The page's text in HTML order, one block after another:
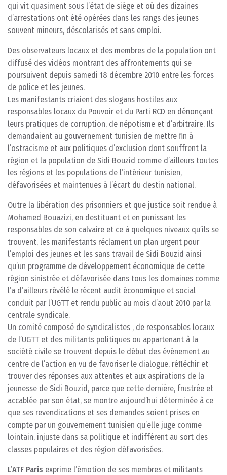
qui vit quasiment sous l’état de siège et où des dizaines
d’arrestations ont été opérées dans les rangs des jeunes
souvent mineurs, déscolarisés et sans emploi.
Des observateurs locaux et des membres de la population ont
diffusé des vidéos montrant des affrontements qui se
poursuivent depuis samedi 18 décembre 2010 entre les forces
de police et les jeunes.
Les manifestants criaient des slogans hostiles aux
responsables locaux du Pouvoir et du Parti RCD en dénonçant
leurs pratiques de corruption, de népotisme et d’arbitraire. Ils
demandaient au gouvernement tunisien de mettre fin à
l’ostracisme et aux politiques d’exclusion dont souffrent la
région et la population de Sidi Bouzid comme d’ailleurs toutes
les régions et les populations de l’intérieur tunisien,
défavorisées et maintenues à l’écart du destin national.
Outre la libération des prisonniers et que justice soit rendue à
Mohamed Bouazizi, en destituant et en punissant les
responsables de son calvaire et ce à quelques niveaux qu’ils se
trouvent, les manifestants réclament un plan urgent pour
l’emploi des jeunes et les sans travail de Sidi Bouzid ainsi
qu’un programme de développement économique de cette
région sinistrée et défavorisée dans tous les domaines comme
l’a d’ailleurs révélé le récent audit économique et social
conduit par l’UGTT et rendu public au mois d’aout 2010 par la
centrale syndicale.
Un comité composé de syndicalistes , de responsables locaux
de l’UGTT et des militants politiques ou appartenant à la
société civile se trouvent depuis le début des événement au
centre de l’action en vu de favoriser le dialogue, réfléchir et
trouver des réponses aux attentes et aux aspirations de la
jeunesse de Sidi Bouzid, parce que cette dernière, frustrée et
accablée par son état, se montre aujourd’hui déterminée à ce
que ses revendications et ses demandes soient prises en
compte par un gouvernement tunisien qu’elle juge comme
lointain, injuste dans sa politique et indifférent au sort des
classes populaires et des région défavorisées.
L’ATF Paris exprime l’émotion de ses membres et militants